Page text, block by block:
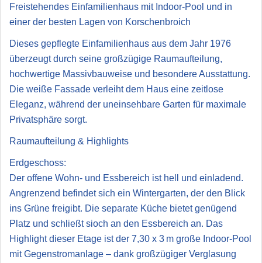
Freistehendes Einfamilienhaus mit Indoor-Pool und in
einer der besten Lagen von Korschenbroich
Dieses gepflegte Einfamilienhaus aus dem Jahr 1976
überzeugt durch seine großzügige Raumaufteilung,
hochwertige Massivbauweise und besondere Ausstattung.
Die weiße Fassade verleiht dem Haus eine zeitlose
Eleganz, während der uneinsehbare Garten für maximale
Privatsphäre sorgt.
Raumaufteilung & Highlights
Erdgeschoss:
Der offene Wohn- und Essbereich ist hell und einladend.
Angrenzend befindet sich ein Wintergarten, der den Blick
ins Grüne freigibt. Die separate Küche bietet genügend
Platz und schließt sioch an den Essbereich an. Das
Highlight dieser Etage ist der 7,30 x 3 m große Indoor-Pool
mit Gegenstromanlage – dank großzügiger Verglasung